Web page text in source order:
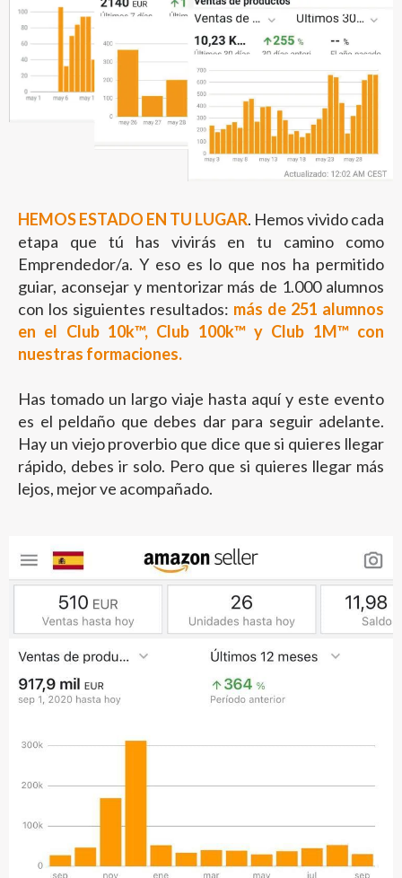
HEMOS ESTADO EN TU LUGAR. Hemos vivido cada
etapa que tú has vivirás en tu camino como
Emprendedor/a. Y eso es lo que nos ha permitido
guiar, aconsejar y mentorizar más de 1.000 alumnos
con los siguientes resultados: más de 251 alumnos
en el Club 10k™, Club 100k™ y Club 1M™ con
nuestras formaciones.
Has tomado un largo viaje hasta aquí y este evento
es el peldaño que debes dar para seguir adelante.
Hay un viejo proverbio que dice que si quieres llegar
rápido, debes ir solo. Pero que si quieres llegar más
lejos, mejor ve acompañado.